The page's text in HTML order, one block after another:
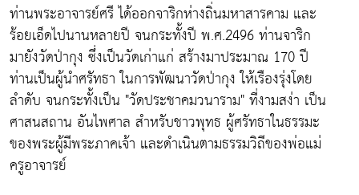
ท่านพระอาจารย์ศรี ได้ออกจาริกห่างถิ่นมหาสารคาม และ
ร้อยเอ็ดไปนานหลายปี จนกระทั้งปี พ.ศ.2496 ท่านจาริก
มายังวัดป่ากุง ซึ่งเป็นวัดเก่าแก่ สร้างมาประมาณ 170 ปี
ท่านเป็นผู้นำศรัทธา ในการพัฒนาวัดป่ากุง ให้เรืองรุ่งโดย
ลำดับ จนกระทั้งเป็น "วัดประชาคมวนาราม" ที่งามสง่า เป็น
ศาสนสถาน อันไพศาล สำหรับชาวพุทธ ผู้ศรัทธาในธรรมะ
ของพระผู้มีพระภาคเจ้า และดำเนินตามธรรมวิถีของพ่อแม่
ครูอาจารย์